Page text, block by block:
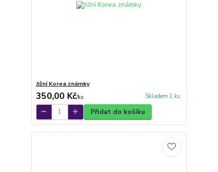
Jižní Korea známky
350,00 Kč/ks Skladem 1 ks
Přidat do košíku